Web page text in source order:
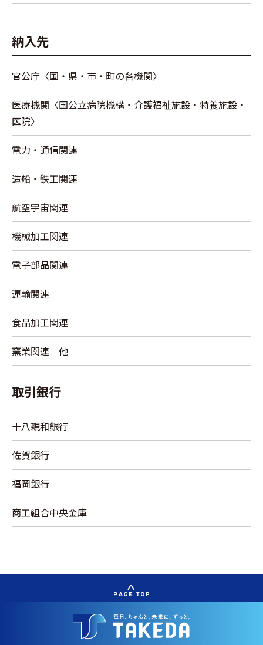
納入先
官公庁〈国・県・市・町の各機関〉
医療機関〈国公立病院機構・介護福祉施設・特養施設・
医院〉
電力・通信関連
造船・鉄工関連
航空宇宙関連
機械加工関連
電子部品関連
運輸関連
食品加工関連
窯業関連 他
取引銀行
十八親和銀行
佐賀銀行
福岡銀行
商工組合中央金庫